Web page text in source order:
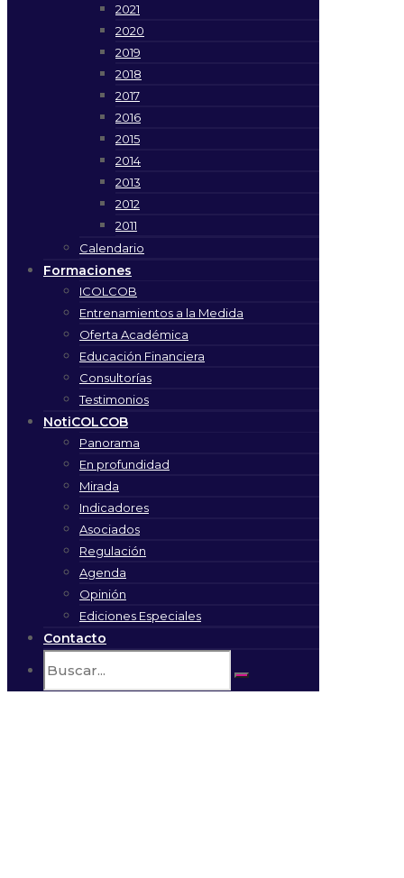
2021
2020
2019
2018
2017
2016
2015
2014
2013
2012
2011
Calendario
Formaciones
ICOLCOB
Entrenamientos a la Medida
Oferta Académica
Educación Financiera
Consultorías
Testimonios
NotiCOLCOB
Panorama
En profundidad
Mirada
Indicadores
Asociados
Regulación
Agenda
Opinión
Ediciones Especiales
Contacto